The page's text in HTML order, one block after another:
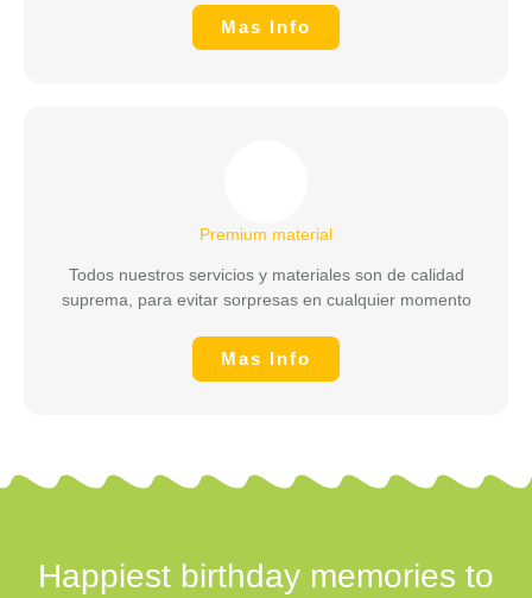
Mas Info
Premium material
Todos nuestros servicios y materiales son de calidad
suprema, para evitar sorpresas en cualquier momento
Mas Info
Happiest birthday memories to